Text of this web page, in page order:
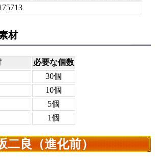
材
必要な個数
30個
10個
5個
1個
二良（進化前）